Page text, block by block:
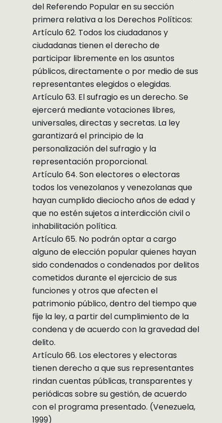
del Referendo Popular en su sección
primera relativa a los Derechos Políticos:
Artículo 62. Todos los ciudadanos y
ciudadanas tienen el derecho de
participar libremente en los asuntos
públicos, directamente o por medio de sus
representantes elegidos o elegidas.
Artículo 63. El sufragio es un derecho. Se
ejercerá mediante votaciones libres,
universales, directas y secretas. La ley
garantizará el principio de la
personalización del sufragio y la
representación proporcional.
Artículo 64. Son electores o electoras
todos los venezolanos y venezolanas que
hayan cumplido dieciocho años de edad y
que no estén sujetos a interdicción civil o
inhabilitación política.
Artículo 65. No podrán optar a cargo
alguno de elección popular quienes hayan
sido condenados o condenados por delitos
cometidos durante el ejercicio de sus
funciones y otros que afecten el
patrimonio público, dentro del tiempo que
fije la ley, a partir del cumplimiento de la
condena y de acuerdo con la gravedad del
delito.
Artículo 66. Los electores y electoras
tienen derecho a que sus representantes
rindan cuentas públicas, transparentes y
periódicas sobre su gestión, de acuerdo
con el programa presentado. (Venezuela,
1999)